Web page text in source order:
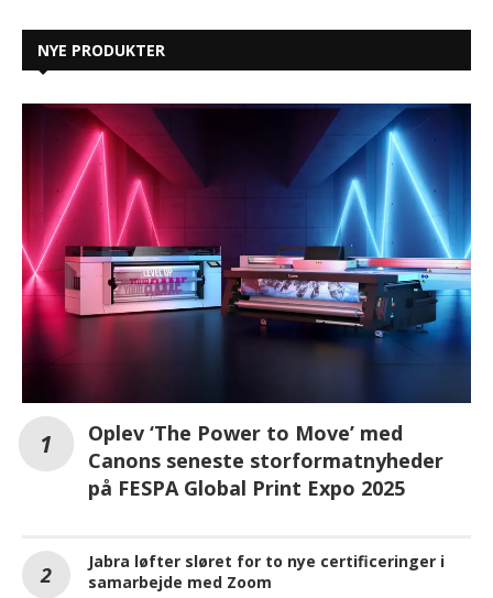
NYE PRODUKTER
Oplev ‘The Power to Move’ med
Canons seneste storformatnyheder
på FESPA Global Print Expo 2025
Jabra løfter sløret for to nye certificeringer i
samarbejde med Zoom